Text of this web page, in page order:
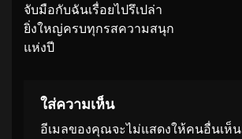
จับมือกับฉันเรื่อยไปรึเปล่า
ยิ่งใหญ่ครบทุกรสความสนุก
แห่งปี
ใส่ความเห็น
อีเมลของคุณจะไม่แสดงให้คนอื่นเห็น